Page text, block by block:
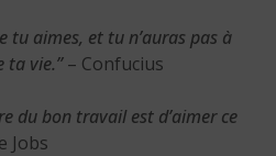
tu aimes, et tu n’auras pas à
ta vie.”– Confucius
du bon travail est d’aimer ce
Jobs